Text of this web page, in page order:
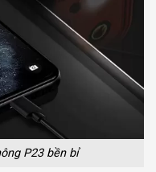
P23 bền bỉ